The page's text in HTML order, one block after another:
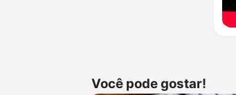
Você pode gostar!